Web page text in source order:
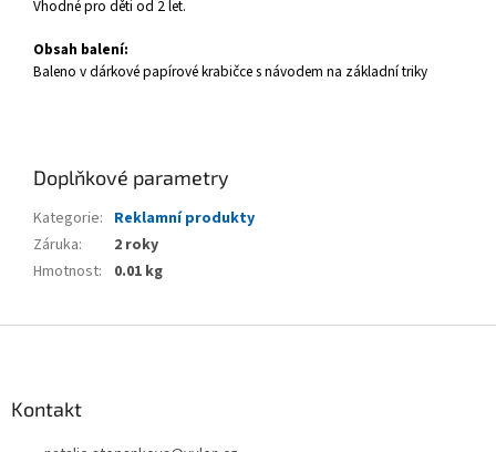
Vhodné pro děti od 2 let.
Obsah balení:
Baleno v dárkové papírové krabičce s návodem na základní triky
Doplňkové parametry
Kategorie: Reklamní produkty
Záruka:
2 roky
Hmotnost: 0.01 kg
Kontakt